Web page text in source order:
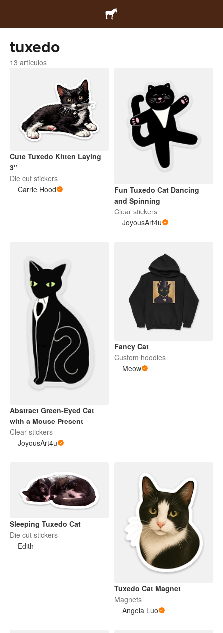
tuxedo
13 artículos
Cute Tuxedo Kitten Laying
3"
Die cut stickers
Carrie Hood
Fun Tuxedo Cat Dancing
and Spinning
Clear stickers
JoyousArt4u
Abstract Green-Eyed Cat
with a Mouse Present
Clear stickers
JoyousArt4u
Fancy Cat
Custom hoodies
Meow
Sleeping Tuxedo Cat
Die cut stickers
Edith
Tuxedo Cat Magnet
Magnets
Angela Luo